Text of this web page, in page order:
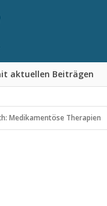
aktuellen Beiträgen
Medikamentöse Therapien